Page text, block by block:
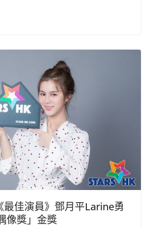
佳演員》鄧月平Larine勇
像獎」金獎